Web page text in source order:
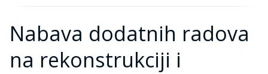
Nabava dodatnih radova
na rekonstrukciji i